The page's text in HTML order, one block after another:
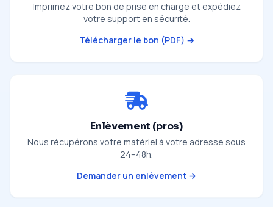
Imprimez votre bon de prise en charge et expédiez
votre support en sécurité.
Télécharger le bon (PDF) →
Enlèvement (pros)
Nous récupérons votre matériel à votre adresse sous
24–48h.
Demander un enlèvement →